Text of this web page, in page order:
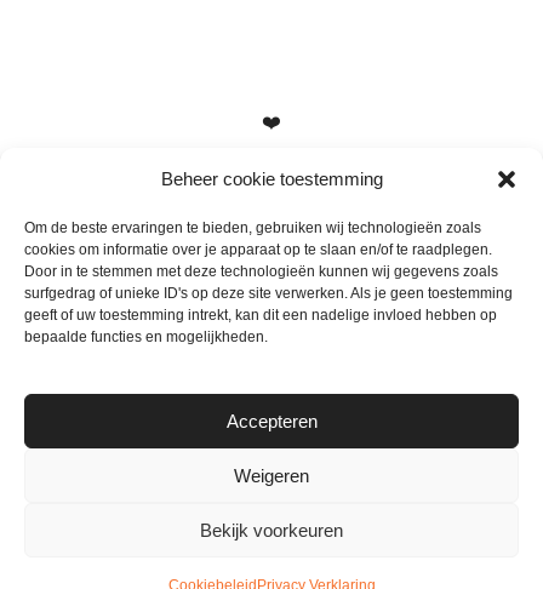
Beheer cookie toestemming
Om de beste ervaringen te bieden, gebruiken wij technologieën zoals
cookies om informatie over je apparaat op te slaan en/of te raadplegen.
Door in te stemmen met deze technologieën kunnen wij gegevens zoals
surfgedrag of unieke ID's op deze site verwerken. Als je geen toestemming
geeft of uw toestemming intrekt, kan dit een nadelige invloed hebben op
bepaalde functies en mogelijkheden.
Accepteren
Weigeren
Bekijk voorkeuren
Cookiebeleid Privacy Verklaring
❤️
Heb je vragen, suggesties of tips? Stuur me een berichtje
info@mamameteenblog.nl
© Mamameteenblog.nl 2026